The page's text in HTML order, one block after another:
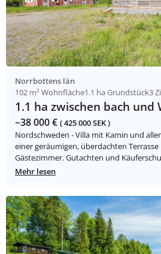
Norrbottens län
102 m² Wohnfläche1.1 ha Grundstück3
1.1 ha zwischen bach und
~38 000 € ( 425 000 SEK )
Nordschweden - Villa mit Kamin und
einer geräumigen, überdachten
Gästezimmer. Gutachten und
Mehr lesen